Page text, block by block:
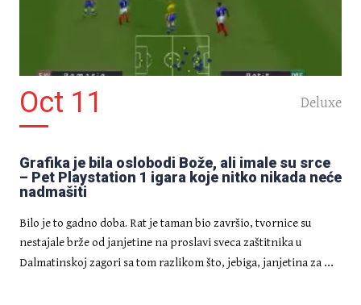
Oct 11 Deluxe
Grafika je bila oslobodi Bože, ali imale su srce
– Pet Playstation 1 igara koje nitko nikada neće
nadmašiti
Bilo je to gadno doba. Rat je taman bio završio, tvornice su
nestajale brže od janjetine na proslavi sveca zaštitnika u
Dalmatinskoj zagori sa tom razlikom što, jebiga, janjetina za ...